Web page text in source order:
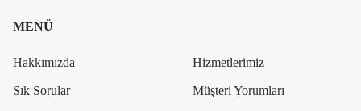
MENÜ
Hakkımızda Hizmetlerimiz
Sık Sorular Müşteri Yorumları